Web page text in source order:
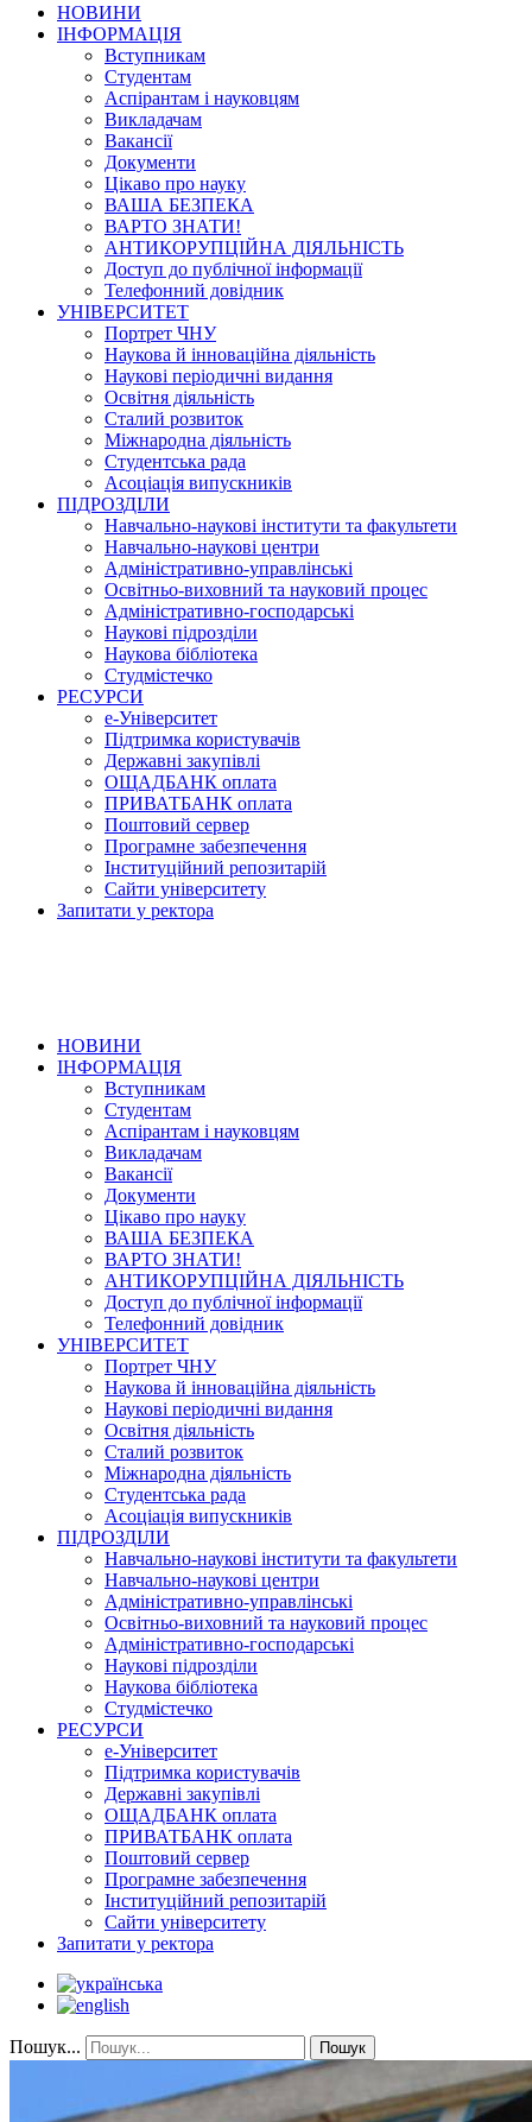
НОВИНИ
ІНФОРМАЦІЯ
Вступникам
Студентам
Аспірантам і науковцям
Викладачам
Вакансії
Документи
Цікаво про науку
ВАША БЕЗПЕКА
ВАРТО ЗНАТИ!
АНТИКОРУПЦІЙНА ДІЯЛЬНІСТЬ
Доступ до публічної інформації
Телефонний довідник
УНІВЕРСИТЕТ
Портрет ЧНУ
Наукова й інноваційна діяльність
Наукові періодичні видання
Освітня діяльність
Сталий розвиток
Міжнародна діяльність
Студентська рада
Асоціація випускників
ПІДРОЗДІЛИ
Навчально-наукові інститути та факультети
Навчально-наукові центри
Адміністративно-управлінські
Освітньо-виховний та науковий процес
Адміністративно-господарські
Наукові підрозділи
Наукова бібліотека
Студмістечко
РЕСУРСИ
е-Університет
Підтримка користувачів
Державні закупівлі
ОЩАДБАНК оплата
ПРИВАТБАНК оплата
Поштовий сервер
Програмне забезпечення
Інституційний репозитарій
Сайти університету
Запитати у ректора
НОВИНИ
ІНФОРМАЦІЯ
Вступникам
Студентам
Аспірантам і науковцям
Викладачам
Вакансії
Документи
Цікаво про науку
ВАША БЕЗПЕКА
ВАРТО ЗНАТИ!
АНТИКОРУПЦІЙНА ДІЯЛЬНІСТЬ
Доступ до публічної інформації
Телефонний довідник
УНІВЕРСИТЕТ
Портрет ЧНУ
Наукова й інноваційна діяльність
Наукові періодичні видання
Освітня діяльність
Сталий розвиток
Міжнародна діяльність
Студентська рада
Асоціація випускників
ПІДРОЗДІЛИ
Навчально-наукові інститути та факультети
Навчально-наукові центри
Адміністративно-управлінські
Освітньо-виховний та науковий процес
Адміністративно-господарські
Наукові підрозділи
Наукова бібліотека
Студмістечко
РЕСУРСИ
е-Університет
Підтримка користувачів
Державні закупівлі
ОЩАДБАНК оплата
ПРИВАТБАНК оплата
Поштовий сервер
Програмне забезпечення
Інституційний репозитарій
Сайти університету
Запитати у ректора
Пошук... Пошук